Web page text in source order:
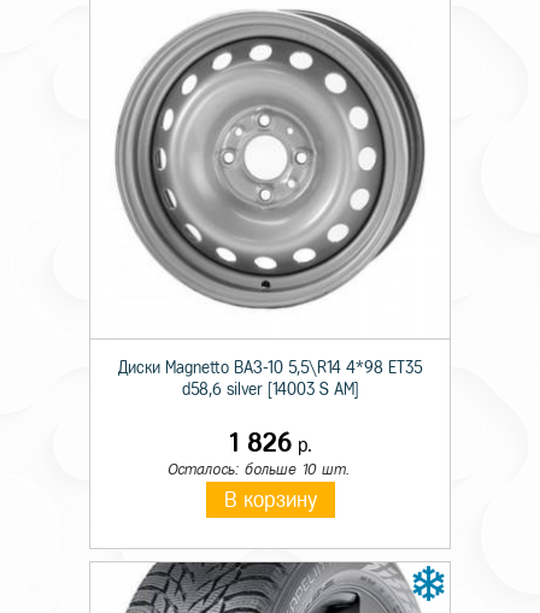
Технические характеристики
Происхождение Имп.
Монтажный диаметр
Вылет 35
Диски Magnetto ВАЗ-10 5,5\R14 4*98 ET35
d58,6 silver [14003 S AM]
1 826р.
Осталось: больше 10 шт.
В корзину